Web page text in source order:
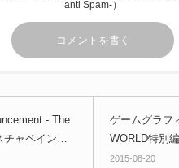
anti Spam-）
- The
ャペイント
ージョン！SI
ゲームグラフ
WORLD特別
ゲームグラフ
2015-08-20